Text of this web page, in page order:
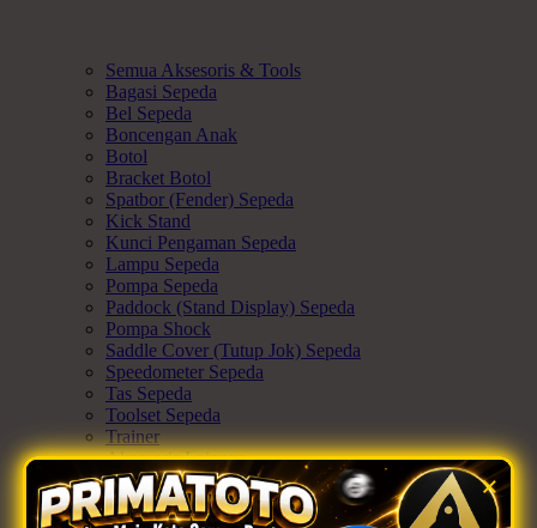
Semua Aksesoris & Tools
Bagasi Sepeda
Bel Sepeda
Boncengan Anak
Botol
Bracket Botol
Spatbor (Fender) Sepeda
Kick Stand
Kunci Pengaman Sepeda
Lampu Sepeda
Pompa Sepeda
Paddock (Stand Display) Sepeda
Pompa Shock
Saddle Cover (Tutup Jok) Sepeda
Speedometer Sepeda
Tas Sepeda
Toolset Sepeda
Trainer
Aksesoris Lainnya
Ex-display
Apparel & Protection
×